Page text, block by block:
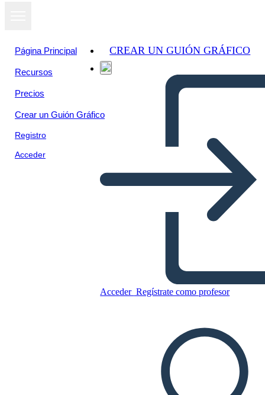
Página Principal
Recursos
Precios
Crear un Guión Gráfico
Registro
Acceder
CREAR UN GUIÓN GRÁFICO
Acceder Regístrate como profesor
JUEGO DE DIAPOSITIVAS
LEERME